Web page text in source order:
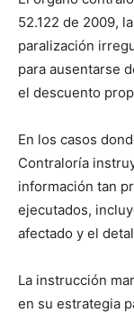
52.122 de 2009,
paralización
para ausentarse
el descuento
En los casos
Contraloría
información tan
ejecutados,
afectado y el
La instrucción
en su estrategia